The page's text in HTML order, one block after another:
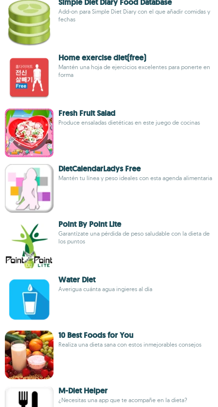
Simple Diet Diary Food Database
Add-on para Simple Diet Diary con el que añadir comidas y
fechas
Home exercise diet(free)
Mantén una hoja de ejercicios excelentes para ponerte en
forma
Fresh Fruit Salad
Produce ensaladas dietéticas en este juego de cocinas
DietCalendarLadys Free
Mantén tu línea y peso ideales con esta agenda alimentaria
Point By Point Lite
Garantízate una pérdida de peso saludable con la dieta de
los puntos
Water Diet
Averigua cuánta agua ingieres al día
10 Best Foods for You
Realiza una dieta sana con estos inmejorables consejos
M-Diet Helper
¿Necesitas una app que te acompañe en la dieta?